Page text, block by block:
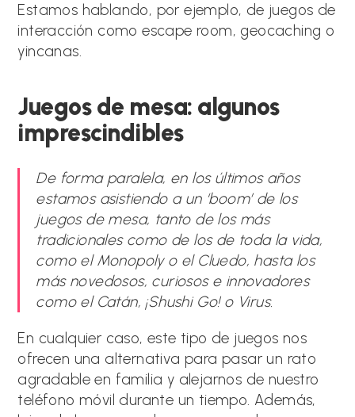
Estamos hablando, por ejemplo, de juegos de
interacción como escape room, geocaching o
yincanas.
Juegos de mesa: algunos
imprescindibles
De forma paralela, en los últimos años
estamos asistiendo a un ‘boom’ de los
juegos de mesa, tanto de los más
tradicionales como de los de toda la vida,
como el Monopoly o el Cluedo, hasta los
más novedosos, curiosos e innovadores
como el Catán, ¡Shushi Go! o Virus.
En cualquier caso, este tipo de juegos nos
ofrecen una alternativa para pasar un rato
agradable en familia y alejarnos de nuestro
teléfono móvil durante un tiempo. Además,